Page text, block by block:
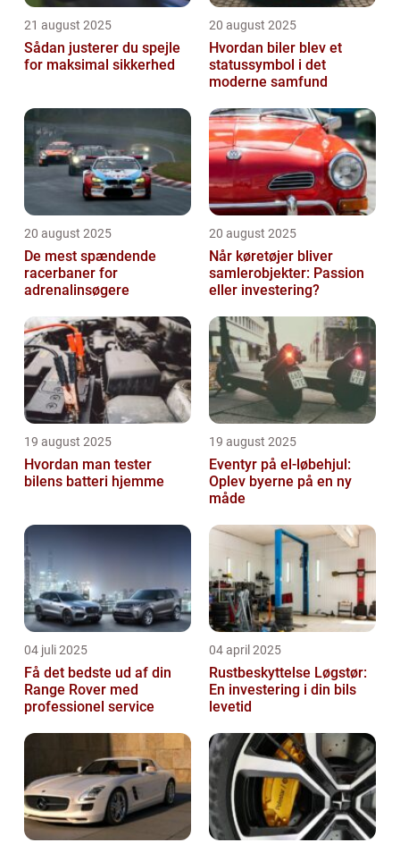
21 august 2025
Sådan justerer du spejle
for maksimal sikkerhed
20 august 2025
Hvordan biler blev et
statussymbol i det
moderne samfund
20 august 2025
De mest spændende
racerbaner for
adrenalinsøgere
20 august 2025
Når køretøjer bliver
samlerobjekter: Passion
eller investering?
19 august 2025
Hvordan man tester
bilens batteri hjemme
19 august 2025
Eventyr på el-løbehjul:
Oplev byerne på en ny
måde
04 juli 2025
Få det bedste ud af din
Range Rover med
professionel service
04 april 2025
Rustbeskyttelse Løgstør:
En investering i din bils
levetid